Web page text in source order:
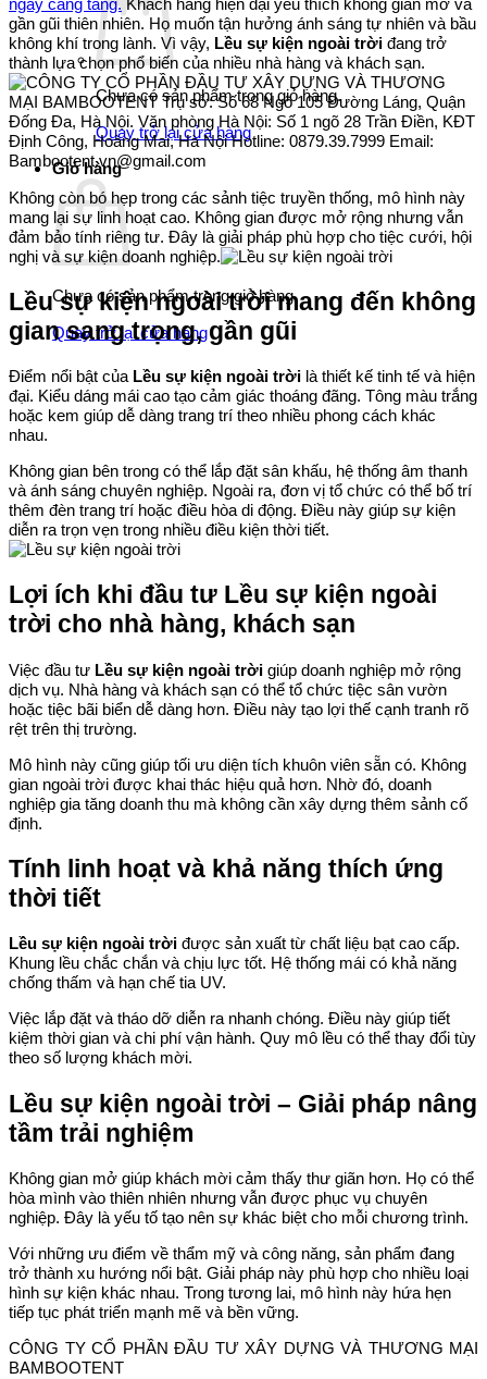
Chưa có sản phẩm trong giỏ hàng.
Quay trở lại cửa hàng
Giỏ hàng
Chưa có sản phẩm trong giỏ hàng.
Quay trở lại cửa hàng
ngày càng tăng. Khách hàng hiện đại yêu thích không gian mở và
gần gũi thiên nhiên. Họ muốn tận hưởng ánh sáng tự nhiên và bầu
không khí trong lành. Vì vậy, Lều sự kiện ngoài trời đang trở
thành lựa chọn phổ biến của nhiều nhà hàng và khách sạn.
Không còn bó hẹp trong các sảnh tiệc truyền thống, mô hình này
mang lại sự linh hoạt cao. Không gian được mở rộng nhưng vẫn
đảm bảo tính riêng tư. Đây là giải pháp phù hợp cho tiệc cưới, hội
nghị và sự kiện doanh nghiệp.
Lều sự kiện ngoài trời mang đến không
gian sang trọng, gần gũi
Điểm nổi bật của Lều sự kiện ngoài trời là thiết kế tinh tế và hiện
đại. Kiểu dáng mái cao tạo cảm giác thoáng đãng. Tông màu trắng
hoặc kem giúp dễ dàng trang trí theo nhiều phong cách khác
nhau.
Không gian bên trong có thể lắp đặt sân khấu, hệ thống âm thanh
và ánh sáng chuyên nghiệp. Ngoài ra, đơn vị tổ chức có thể bố trí
thêm đèn trang trí hoặc điều hòa di động. Điều này giúp sự kiện
diễn ra trọn vẹn trong nhiều điều kiện thời tiết.
Lợi ích khi đầu tư Lều sự kiện ngoài
trời cho nhà hàng, khách sạn
Việc đầu tư Lều sự kiện ngoài trời giúp doanh nghiệp mở rộng
dịch vụ. Nhà hàng và khách sạn có thể tổ chức tiệc sân vườn
hoặc tiệc bãi biển dễ dàng hơn. Điều này tạo lợi thế cạnh tranh rõ
rệt trên thị trường.
Mô hình này cũng giúp tối ưu diện tích khuôn viên sẵn có. Không
gian ngoài trời được khai thác hiệu quả hơn. Nhờ đó, doanh
nghiệp gia tăng doanh thu mà không cần xây dựng thêm sảnh cố
định.
Tính linh hoạt và khả năng thích ứng
thời tiết
Lều sự kiện ngoài trời được sản xuất từ chất liệu bạt cao cấp.
Khung lều chắc chắn và chịu lực tốt. Hệ thống mái có khả năng
chống thấm và hạn chế tia UV.
Việc lắp đặt và tháo dỡ diễn ra nhanh chóng. Điều này giúp tiết
kiệm thời gian và chi phí vận hành. Quy mô lều có thể thay đổi tùy
theo số lượng khách mời.
Lều sự kiện ngoài trời – Giải pháp nâng
tầm trải nghiệm
Không gian mở giúp khách mời cảm thấy thư giãn hơn. Họ có thể
hòa mình vào thiên nhiên nhưng vẫn được phục vụ chuyên
nghiệp. Đây là yếu tố tạo nên sự khác biệt cho mỗi chương trình.
Với những ưu điểm về thẩm mỹ và công năng, sản phẩm đang
trở thành xu hướng nổi bật. Giải pháp này phù hợp cho nhiều loại
hình sự kiện khác nhau. Trong tương lai, mô hình này hứa hẹn
tiếp tục phát triển mạnh mẽ và bền vững.
CÔNG TY CỔ PHẦN ĐẦU TƯ XÂY DỰNG VÀ THƯƠNG MẠI
BAMBOOTENT